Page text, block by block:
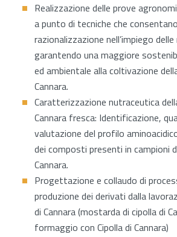
Realizzazione delle prove
a punto di tecniche che
razionalizzazione nell’impiego
garantendo una maggiore
ed ambientale alla coltivazione
Cannara.
Caratterizzazione nutraceutica
Cannara fresca: Identificazione,
valutazione del profilo
dei composti presenti in campioni
Cannara.
Progettazione e collaudo di
produzione dei derivati dalla
di Cannara (mostarda di cipolla di
formaggio con Cipolla di Cannara)